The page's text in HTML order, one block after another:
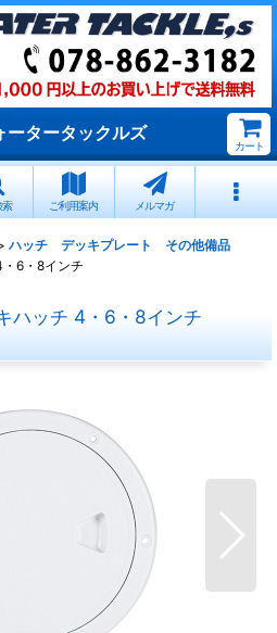
ータータックルズ
カート
索 ご利用案内 メルマガ
ハッチ デッキプレート その他備品
6・8インチ
ハッチ 4・6・8インチ